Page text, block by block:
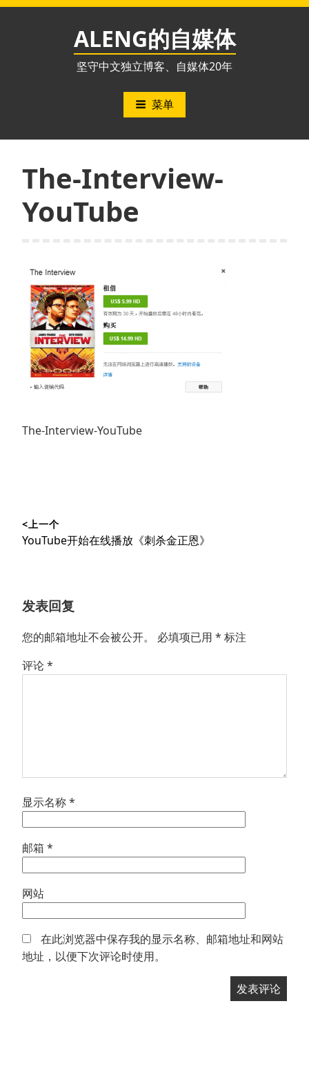
跳
ALENG的自媒体
坚守中文独立博客、自媒体20年
菜单
The-Interview-
YouTube
The-Interview-YouTube
章
<上一个
上
YouTube开始在线播放《刺杀金正恩》
发表回复
您的邮箱地址不会被公开。 必填项已用 * 标注
评论*
显示名称*
邮箱 *
网站
在此浏览器中保存我的显示名称、邮箱地址和网站
地址，以便下次评论时使用。